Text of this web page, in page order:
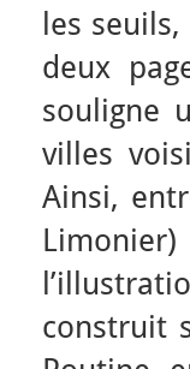
les
deux
souligne
villes
Ainsi,
construit